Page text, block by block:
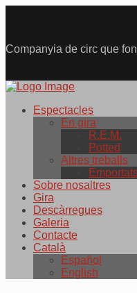
Companyia de circ que
Espectacles
En gira
R.E.M.
Potted
Altres treballs
Sobre nosaltres
Gira
Descàrregues
Galeria
Contacte
Català
Español
English